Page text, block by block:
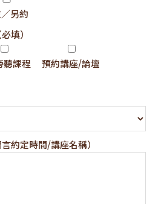
另約
填）
聽課程 預約講座/論壇
約定時間/講座名稱）